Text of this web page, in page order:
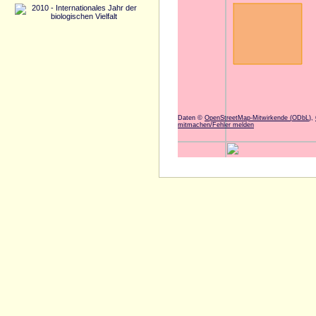
Daten © OpenStreetMap-Mitwirkende (ODbL ),
mitmachen/Fehler melden